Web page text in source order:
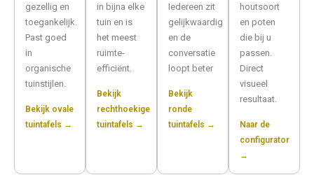
gezellig en
toegankelijk.
Past goed
in
organische
tuinstijlen.
Bekijk ovale
tuintafels →
in bijna elke
tuin en is
het meest
ruimte-
efficiënt.
Bekijk
rechthoekige
tuintafels →
Iedereen zit
gelijkwaardig
en de
conversatie
loopt beter
Bekijk
ronde
tuintafels →
houtsoort
en poten
die bij u
passen.
Direct
visueel
resultaat.
Naar de
configurator
→